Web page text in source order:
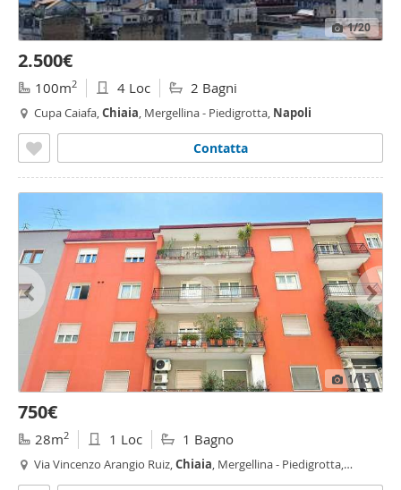
1/20
2.500€
100m2 4 Loc 2 Bagni
Cupa Caiafa,Chiaia, Mergellina - Piedigrotta, Napoli
Contatta
1/15
750€
28m2 1 Loc 1 Bagno
Via Vincenzo Arangio Ruiz,Chiaia, Mergellina - Piedigrotta,